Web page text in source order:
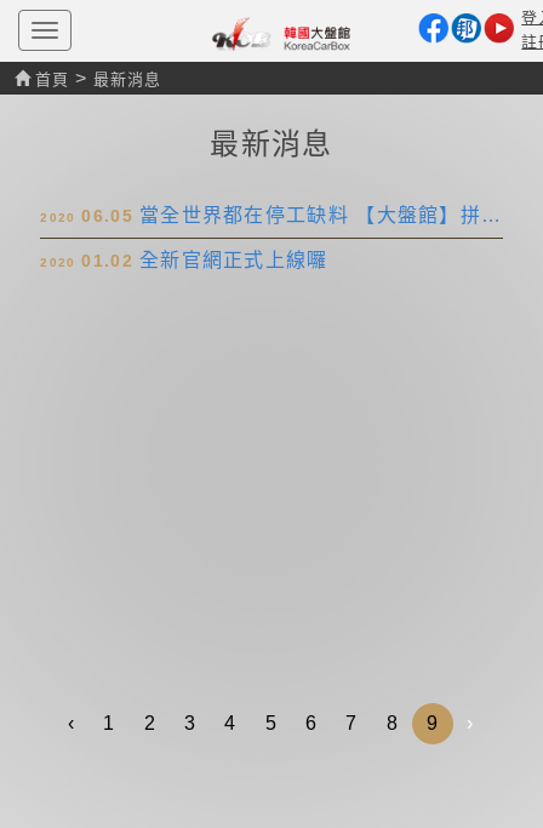
T
o
g
g
g
a
t
登
註
首頁 > 最新消息
最新消息
2020 06.05 當全世界都在停工缺料 【大盤館】拼盡全力也要裝滿貨櫃進口 『就怕需要的時候沒有材料 使命完成對車友們的承諾 』
2020 01.02 全新官網正式上線囉
‹ 1 2 3 4 5 6 7 8 9 ›